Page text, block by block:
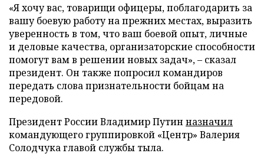
«Я хочу вас, товарищи офицеры, поблагодарить за
вашу боевую работу на прежних местах, выразить
уверенность в том, что ваш боевой опыт, личные
и деловые качества, организаторские способности
помогут вам в решении новых задач», – сказал
президент. Он также попросил командиров
передать слова признательности бойцам на
передовой.
Президент России Владимир Путин назначил
командующего группировкой «Центр» Валерия
Солодчука главой службы тыла.